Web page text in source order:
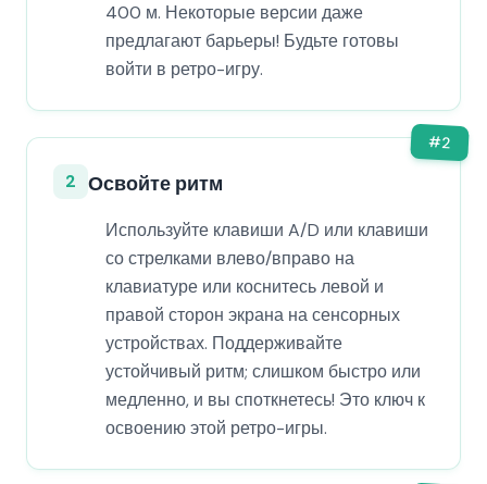
400 м. Некоторые версии даже
предлагают барьеры! Будьте готовы
войти в ретро-игру.
#2
2 Освойте ритм
Используйте клавиши A/D или клавиши
со стрелками влево/вправо на
клавиатуре или коснитесь левой и
правой сторон экрана на сенсорных
устройствах. Поддерживайте
устойчивый ритм; слишком быстро или
медленно, и вы споткнетесь! Это ключ к
освоению этой ретро-игры.